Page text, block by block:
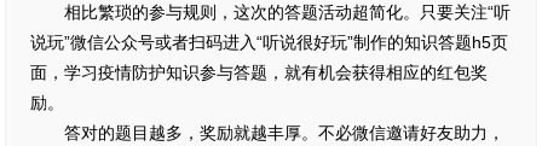
相比繁琐的参与规则，这次的答题活动超简化。只要关注“听
说玩”微信公众号或者扫码进入“听说很好玩”制作的知识答题h5页
面，学习疫情防护知识参与答题，就有机会获得相应的红包奖
励。
答对的题目越多，奖励就越丰厚。不必微信邀请好友助力，